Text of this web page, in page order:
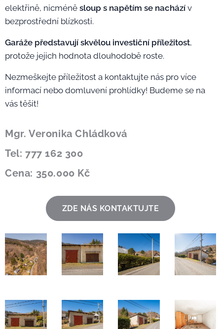
elektřině, nicméně sloup s napětím se nachází v
bezprostřední blízkosti.
Garáže představují skvělou investiční příležitost,
protože jejich hodnota dlouhodobě roste.
Nezmeškejte příležitost a kontaktujte nás pro více
informací nebo domluvení prohlídky! Budeme se na
vás těšit!
Mgr. Veronika Chládková
Tel: 777 162 300
Cena: 350.000 Kč
ZDE NÁS KONTAKTUJTE